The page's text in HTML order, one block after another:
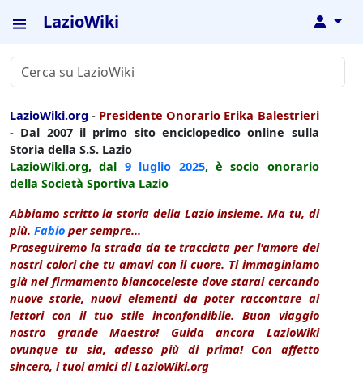
LazioWiki ↓
LazioWiki.org - Presidente Onorario Erika Balestrieri
- Dal 2007 il primo sito enciclopedico online sulla
Storia della S.S. Lazio
LazioWiki.org, dal 9 luglio 2025, è socio onorario
della Società Sportiva Lazio
Abbiamo scritto la storia della Lazio insieme. Ma tu, di
più. Fabio per sempre...
Proseguiremo la strada da te tracciata per l'amore dei
nostri colori che tu amavi con il cuore. Ti immaginiamo
già nel firmamento biancoceleste dove starai cercando
nuove storie, nuovi elementi da poter raccontare ai
lettori con il tuo stile inconfondibile. Buon viaggio
nostro grande Maestro! Guida ancora LazioWiki
ovunque tu sia, adesso più di prima! Con affetto
sincero, i tuoi amici di LazioWiki.org